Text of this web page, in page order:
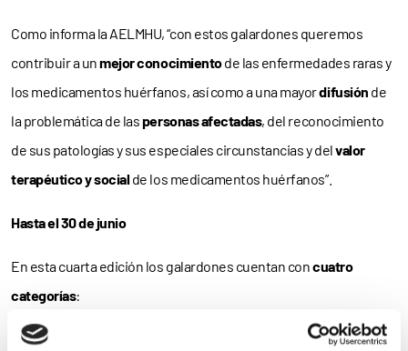
Como informa la AELMHU, “con estos galardones queremos
contribuir a unmejor conocimientode las enfermedades raras y
los medicamentos huérfanos, así como a una mayordifusión de
la problemática de laspersonasafectadas, del reconocimiento
de sus patologías y sus especiales circunstancias y delvalor
terapéutico y socialde los medicamentos huérfanos”.
Hasta el 30 de junio
En esta cuarta edición los galardones cuentan concuatro
categorías:
– Premio al sobre enfermedades